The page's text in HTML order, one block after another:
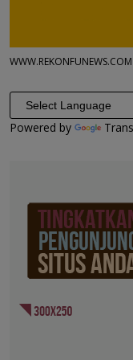
WWW.REKONFUNEWS.COM
Powered by